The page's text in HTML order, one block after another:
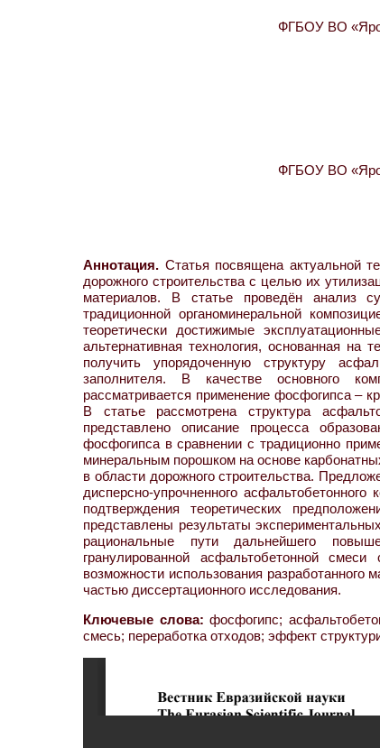
ФГБОУ ВО
ФГБОУ ВО
Аннотация. Статья посвящена актуальной
дорожного строительства с целью их
материалов. В статье проведён анализ
традиционной органоминеральной
теоретически достижимые
альтернативная технология, основанная на
получить упорядоченную структуру
заполнителя. В качестве основного
рассматривается применение фосфогипса –
В статье рассмотрена структура
представлено описание процесса
фосфогипса в сравнении с традиционно
минеральным порошком на основе
в области дорожного строительства.
дисперсно-упрочненного
подтверждения теоретических
представлены результаты
рациональные пути дальнейшего
гранулированной асфальтобетонной
возможности использования разработанного
частью диссертационного исследования.
Ключевые слова: фосфогипс;
смесь; переработка отходов; эффект